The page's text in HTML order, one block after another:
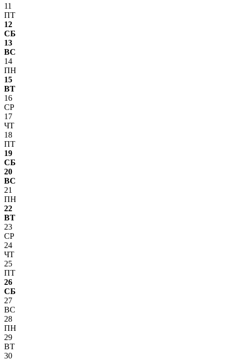
11
ПТ
12
СБ
13
ВС
14
ПН
15
ВТ
16
СР
17
ЧТ
18
ПТ
19
СБ
20
ВС
21
ПН
22
ВТ
23
СР
24
ЧТ
25
ПТ
26
СБ
27
ВС
28
ПН
29
ВТ
30